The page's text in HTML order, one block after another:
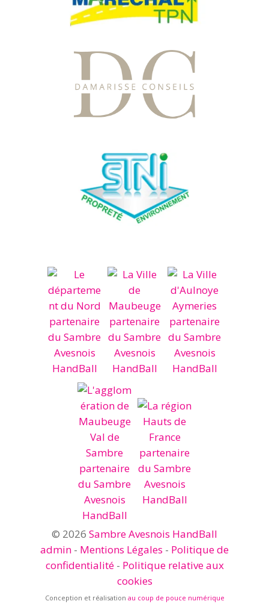
© 2026 Sambre Avesnois HandBall
admin - Mentions Légales - Politique de
confidentialité- Politique relative aux
cookies
Conception et réalisation au coup de pouce numérique